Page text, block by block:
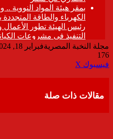
مجلة النخبة المصريةفبراير 18, 2024
176
فيسبوك ‫X
مقالات ذات صلة